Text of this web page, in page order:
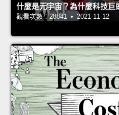
什麼是元宇宙？為什麼科技巨
觀看次數：28841 • 2021-11-12